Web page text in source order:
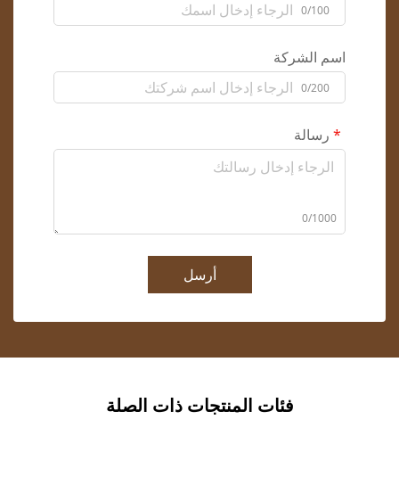
0/100
اسم الشركة
0/200
رسالة
0/1000
أرسل
فئات المنتجات ذات الصلة